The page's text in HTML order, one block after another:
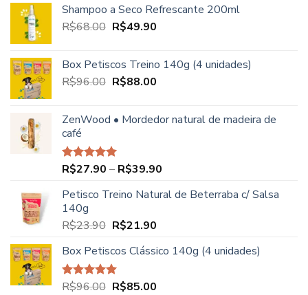
Shampoo a Seco Refrescante 200ml
R$68.00 O
era:
R$68.00.
R$49.90O
é:
R$49.90.
Box Petiscos Treino 140g (4 unidades)
R$96.00 O
era:
R$88.00O
é:
ZenWood • Mordedor natural de madeira de
café
Avaliação
R$27.90 – R$39.90
preço:
Petisco Treino Natural de Beterraba c/ Salsa
140g
R$23.90 O
original
era:
R$23.90.
R$21.90O
atual
R$21.90.
Box Petiscos Clássico 140g (4 unidades)
Avaliação
R$96.00 O
R$85.00O